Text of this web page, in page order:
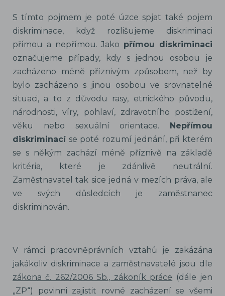
S tímto pojmem je poté úzce spjat také pojem
diskriminace, když rozlišujeme diskriminaci
přímou a nepřímou. Jako přímou diskriminaci
označujeme případy, kdy s jednou osobou je
zacházeno méně příznivým způsobem, než by
bylo zacházeno s jinou osobou ve srovnatelné
situaci, a to z důvodu rasy, etnického původu,
národnosti, víry, pohlaví, zdravotního postižení,
věku nebo sexuální orientace. Nepřímou
diskriminací se poté rozumí jednání, při kterém
se s někým zachází méně příznivě na základě
kritéria, které je zdánlivě neutrální.
Zaměstnavatel tak sice jedná v mezích práva, ale
ve svých důsledcích je zaměstnanec
diskriminován.
V rámci pracovněprávních vztahů je zakázána
jakákoliv diskriminace a zaměstnavatelé jsou dle
zákona č. 262/2006 Sb., zákoník práce (dále jen
„ZP“) povinni zajistit rovné zacházení se všemi